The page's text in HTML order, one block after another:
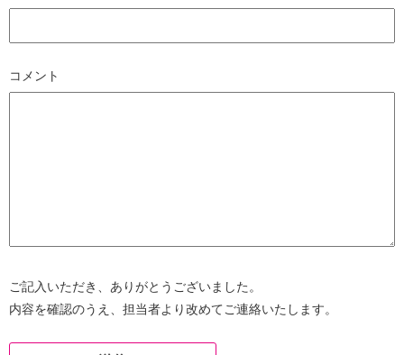
コメント
ご記入いただき、ありがとうございました。
内容を確認のうえ、担当者より改めてご連絡いたします。